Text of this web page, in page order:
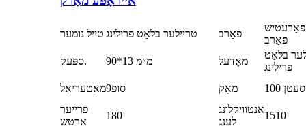
טייל נומער טריילער בלאַט פרילינג פאַרב
פאַרב
ספּעק.
90*13 מ״מ מאָדעל
בלאַט
פרילינג
מאַטעריאַל סופּ9 מאָק
100 סעטן
פרייער
אַרטש
180
אַנטוויקלונג
לענג
1510